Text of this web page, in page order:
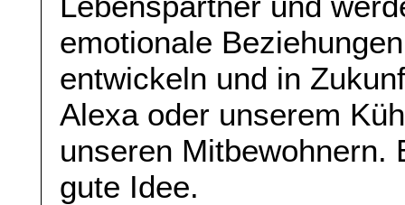
emotionale
entwickeln und in
Alexa oder unserem
unseren Mitbewohnern.
gute Idee.